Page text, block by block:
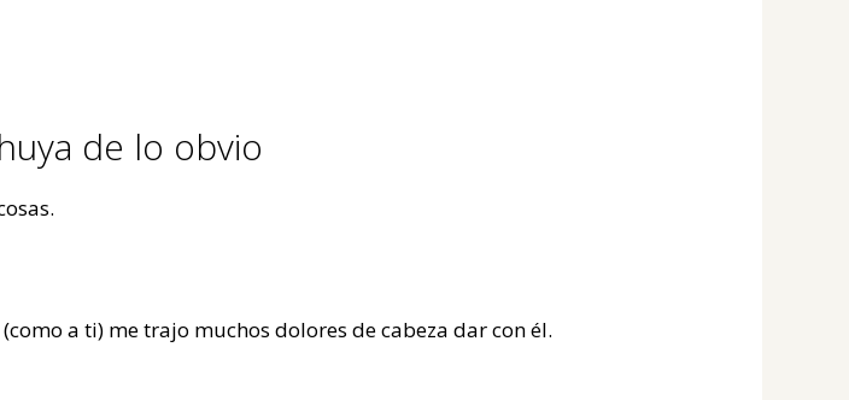
de lo obvio
a ti) me trajo muchos dolores de cabeza dar con él.